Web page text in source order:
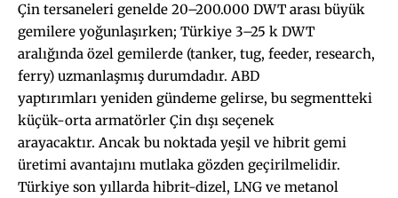
Çin tersaneleri genelde 20–200.000 DWT arası büyük
gemilere yoğunlaşırken; Türkiye 3–25 k DWT
aralığında özel gemilerde (tanker, tug, feeder, research,
ferry) uzmanlaşmış durumdadır. ABD
yaptırımları yeniden gündeme gelirse, bu segmentteki
küçük-orta armatörler Çin dışı seçenek
arayacaktır. Ancak bu noktada yeşil ve hibrit gemi
üretimi avantajını mutlaka gözden geçirilmelidir.
Türkiye son yıllarda hibrit-dizel, LNG ve metanol